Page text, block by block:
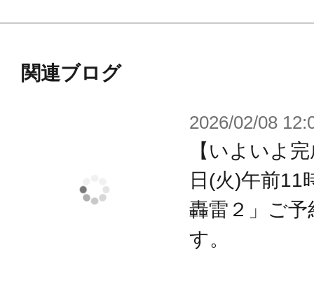
関連ブログ
2026/02/08
【いよいよ
日(火)午前11
轟雷２」ご
す。